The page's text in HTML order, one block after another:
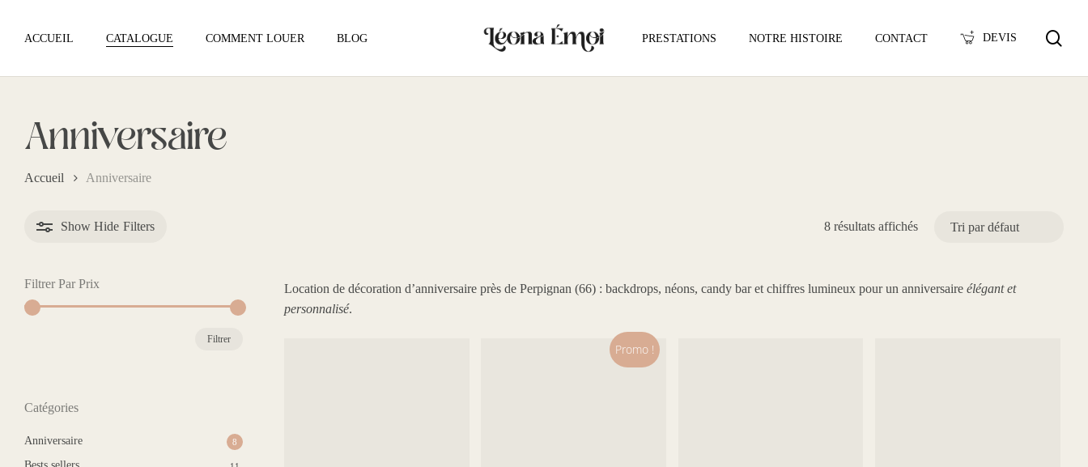
ACCUEIL CATALOGUE COMMENT LOUER BLOG PRESTATIONS NOTRE HISTOIRE CONTACT DEVIS
Anniversaire
Accueil Anniversaire
Show Hide Filters 8 résultats affichés
Filtrer Par Prix
Filtrer
Catégories
Anniversaire 8
Location de décoration d’anniversaire près de Perpignan (66) : backdrops, néons, candy bar et chiffres lumineux pour un anniversaire élégant et
personnalisé.
Promo !